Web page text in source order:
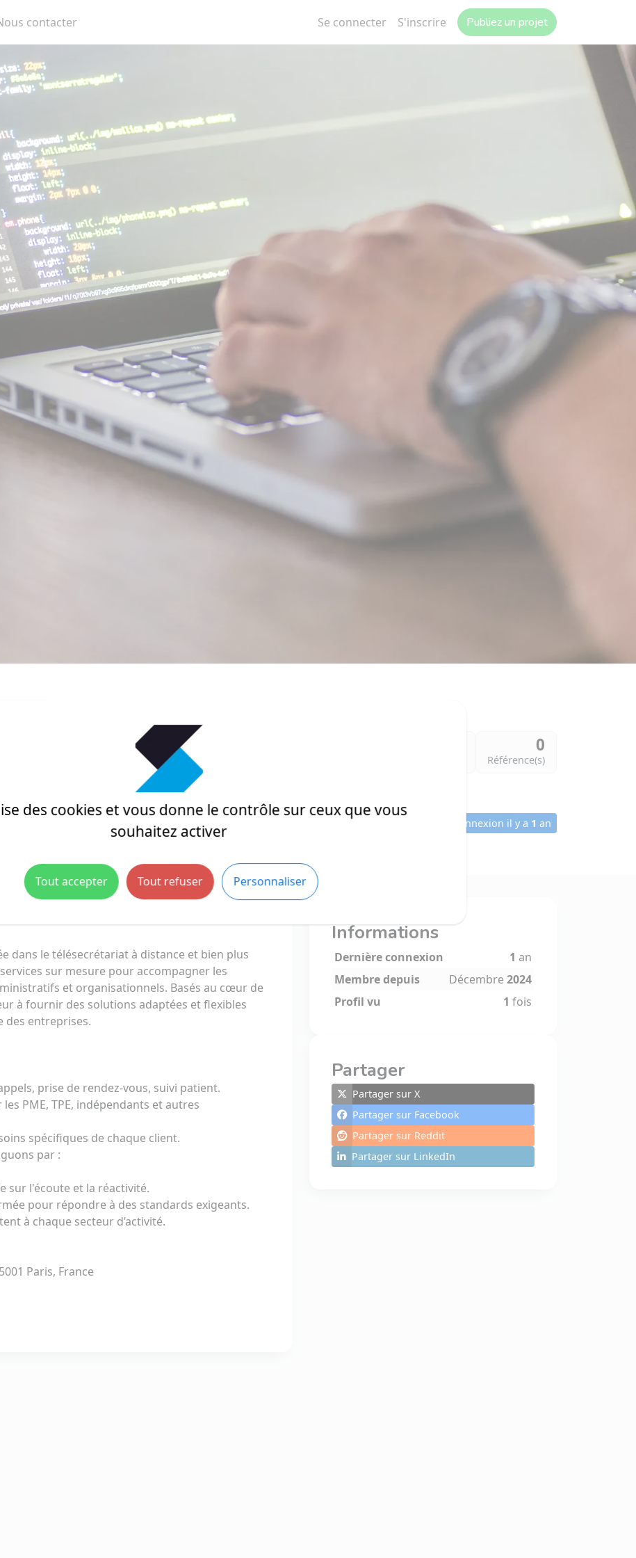
contacter Se connecter S'inscrire Publiez un projet
0
Référence(s)
Connexion il y a 1 an
dans le télésecrétariat à distance et bien plus
sur mesure pour accompagner les
et organisationnels. Basés au cœur de
à fournir des solutions adaptées et flexibles
des entreprises.
prise de rendez-vous, suivi patient.
PME, TPE, indépendants et autres
spécifiques de chaque client.
par :
sur l'écoute et la réactivité.
pour répondre à des standards exigeants.
à chaque secteur d’activité.
Paris, France
Informations
Dernière connexion 1 an
Membre depuis
Décembre 2024
Profil vu
1 fois
Partager
Partager sur X
Partager sur Facebook
Partager sur Reddit
Partager sur LinkedIn
des cookies et vous donne le contrôle sur ceux que vous
souhaitez activer
Tout accepter Tout refuser Personnaliser